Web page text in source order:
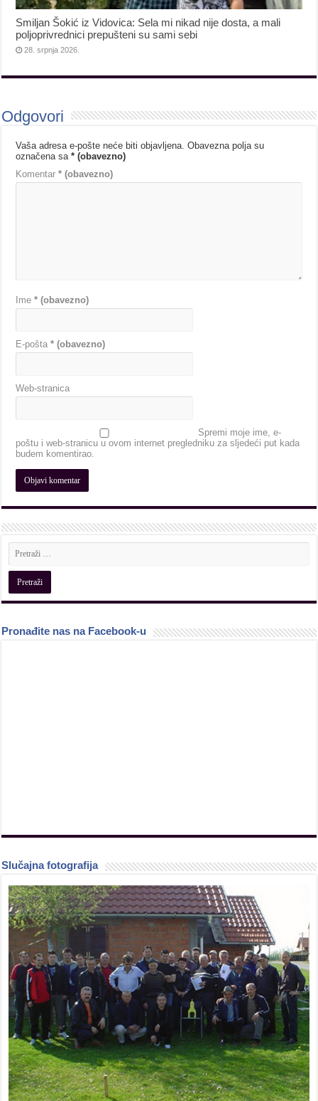
Smiljan Šokić iz Vidovica: Sela mi nikad nije dosta, a mali
poljoprivrednici prepušteni su sami sebi
28. srpnja 2026.
Odgovori
Vaša adresa e-pošte neće biti objavljena. Obavezna polja su
označena sa* (obavezno)
Komentar* (obavezno)
Ime* (obavezno)
E-pošta* (obavezno)
Web-stranica
Spremi moje ime, e-
poštu i web-stranicu u ovom internet pregledniku za sljedeći put kada
budem komentirao.
Pronađite nas na Facebook-u
Slučajna fotografija